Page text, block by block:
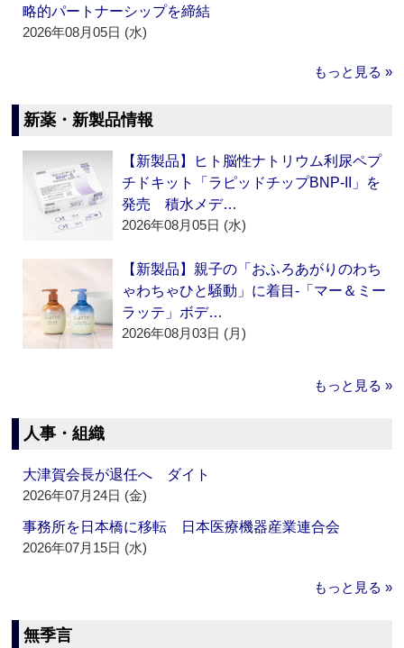
略的パートナーシップを締結
2026年08月05日 (水)
もっと見る »
新薬・新製品情報
【新製品】ヒト脳性ナトリウム利尿ペプ
チドキット「ラピッドチップBNP-II」を
発売 積水メデ…
2026年08月05日 (水)
【新製品】親子の「おふろあがりのわち
ゃわちゃひと騒動」に着目‐「マー＆ミー
ラッテ」ボデ…
2026年08月03日 (月)
もっと見る »
人事・組織
大津賀会長が退任へ ダイト
2026年07月24日 (金)
事務所を日本橋に移転 日本医療機器産業連合会
2026年07月15日 (水)
もっと見る »
無季言